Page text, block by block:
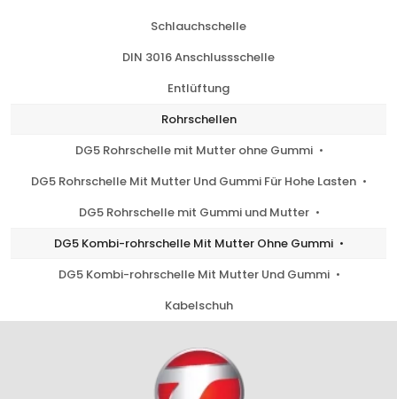
Schlauchschelle
DIN 3016 Anschlussschelle
Entlüftung
Rohrschellen
DG5 Rohrschelle mit Mutter ohne Gummi
DG5 Rohrschelle Mit Mutter Und Gummi Für Hohe Lasten
DG5 Rohrschelle mit Gummi und Mutter
DG5 Kombi-rohrschelle Mit Mutter Ohne Gummi
DG5 Kombi-rohrschelle Mit Mutter Und Gummi
Kabelschuh